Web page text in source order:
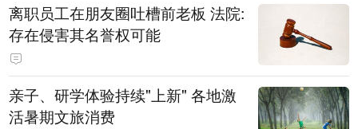
离职员工在朋友圈吐槽前老板 法院:
存在侵害其名誉权可能
亲子、研学体验持续"上新" 各地激
活暑期文旅消费